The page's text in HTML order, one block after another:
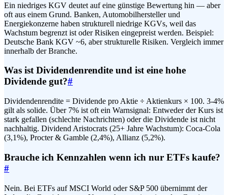
Ein niedriges KGV deutet auf eine günstige Bewertung hin — aber
oft aus einem Grund. Banken, Automobilhersteller und
Energiekonzerne haben strukturell niedrige KGVs, weil das
Wachstum begrenzt ist oder Risiken eingepreist werden. Beispiel:
Deutsche Bank KGV ~6, aber strukturelle Risiken. Vergleich immer
innerhalb der Branche.
Was ist Dividendenrendite und ist eine hohe
Dividende gut?#
Dividendenrendite = Dividende pro Aktie ÷ Aktienkurs × 100. 3-4%
gilt als solide. Über 7% ist oft ein Warnsignal: Entweder der Kurs ist
stark gefallen (schlechte Nachrichten) oder die Dividende ist nicht
nachhaltig. Dividend Aristocrats (25+ Jahre Wachstum): Coca-Cola
(3,1%), Procter & Gamble (2,4%), Allianz (5,2%).
Brauche ich Kennzahlen wenn ich nur ETFs kaufe?
#
Nein. Bei ETFs auf MSCI World oder S&P 500 übernimmt der